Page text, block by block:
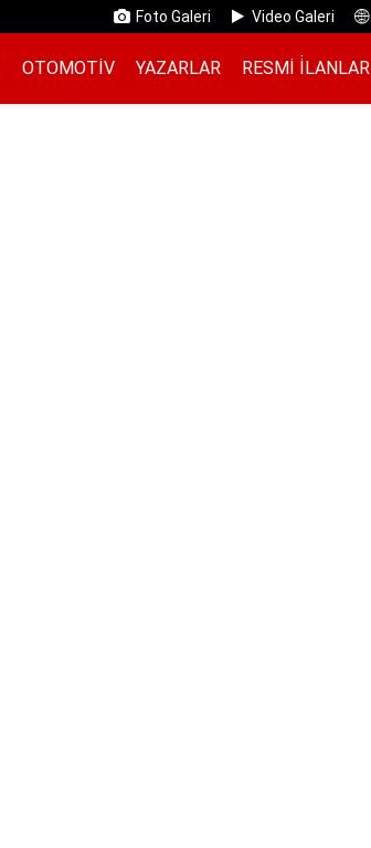
Foto Galeri Video Galeri
OTOMOTIV YAZARLAR RESMI İ̇LANLAR